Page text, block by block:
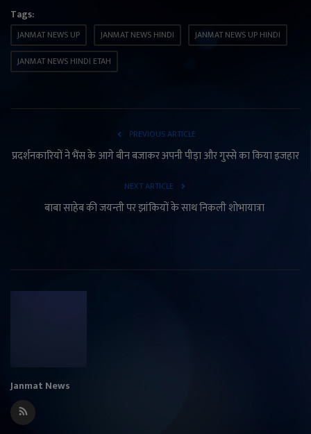
Tags:
JANMAT NEWS UP JANMAT NEWS HINDI
JANMAT NEWS UP HINDI
JANMAT NEWS HINDI ETAH
PREVIOUS ARTICLE
प्रदर्शनकारियों ने भैंस के आगे बीन बजाकर अपनी पीड़ा और गुस्से का किया इजहार
NEXT ARTICLE
बाबा साहेब की जयन्ती पर झांकियों के साथ निकली शोभायात्रा
Janmat News